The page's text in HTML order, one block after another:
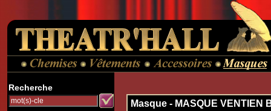
Recherche
Masque - MASQUE VENTIEN